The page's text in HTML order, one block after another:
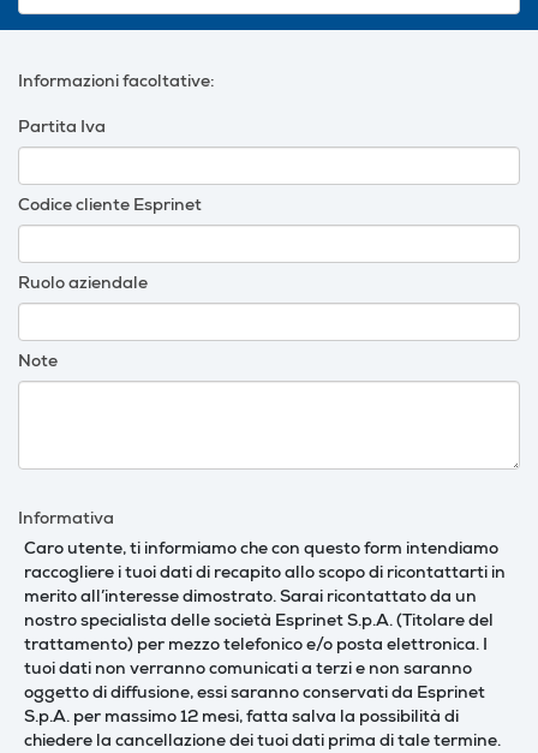
Informazioni facoltative:
Partita Iva
Codice cliente Esprinet
Ruolo aziendale
Note
Informativa
Caro utente, ti informiamo che con questo form intendiamo
raccogliere i tuoi dati di recapito allo scopo di ricontattarti in
merito all’interesse dimostrato. Sarai ricontattato da un
nostro specialista delle società Esprinet S.p.A. (Titolare del
trattamento) per mezzo telefonico e/o posta elettronica. I
tuoi dati non verranno comunicati a terzi e non saranno
oggetto di diffusione, essi saranno conservati da Esprinet
S.p.A. per massimo 12 mesi, fatta salva la possibilità di
chiedere la cancellazione dei tuoi dati prima di tale termine.